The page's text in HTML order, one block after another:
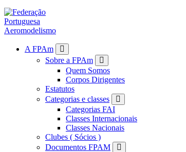
FPAMA FPAm
Sobre a FPAm
Quem Somos
Corpos Dirigentes
Estatutos
Categorias e classes
Categorias FAI
Classes Internacionais
Classes Nacionais
Clubes ( Sócios )
Documentos FPAM